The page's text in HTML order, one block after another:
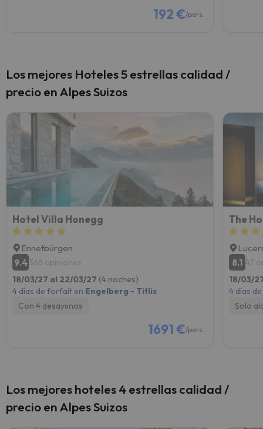
192 €/pers.
Los mejores Hoteles 5 estrellas calidad /
precio en Alpes Suizos
Hotel Villa Honegg
Ennetbürgen
9.4368 opiniones
18/03/27 al 22/03/27 (4 noches)
4 días de forfait en Engelberg - Titlis
Con 4 desayunos
1691 €/pers.
8.1 47
18/03/
4 días
Solo
Los mejores hoteles 4 estrellas calidad /
precio en Alpes Suizos